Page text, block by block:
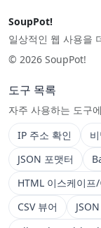
SoupPot!
일상적인 웹 사용을
© 2026 SoupPot!
도구 목록
자주 사용하는 도구
IP 주소 확인
JSON 포맷터
HTML 이스케이프
CSV 뷰어